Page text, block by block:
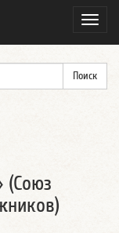
(Союз